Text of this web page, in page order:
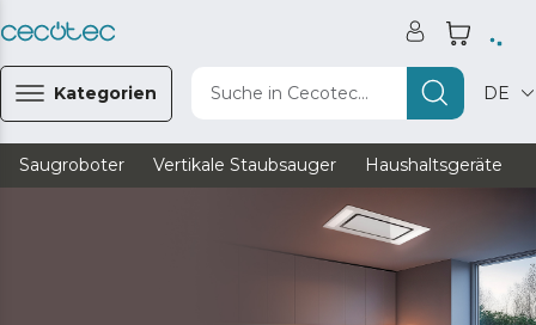
Kategorien Suche in Cecotec... DE
Saugroboter Vertikale Staubsauger Haushaltsgeräte